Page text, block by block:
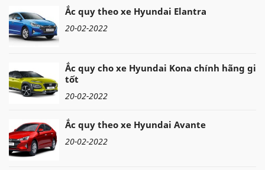
Ắc quy theo xe Hyundai Elantra
20-02-2022
Ắc quy cho xe Hyundai Kona chính hãng giá
tốt
20-02-2022
Ắc quy theo xe Hyundai Avante
20-02-2022